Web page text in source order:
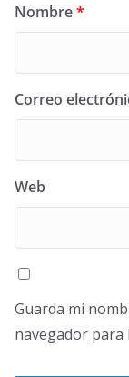
Nombre*
Correo
Web
Guarda mi
navegador para